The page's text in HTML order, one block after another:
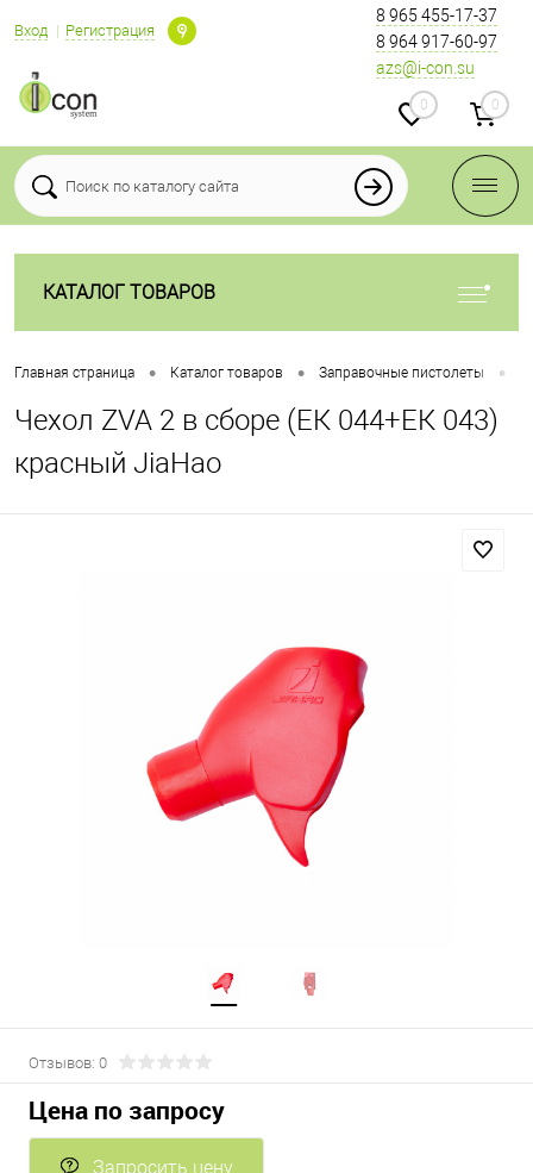
Вход Регистрация
8 965 455-17-37
8 964 917-60-97
azs@i-con.su
0 0
КАТАЛОГ ТОВАРОВ
Главная страница • Каталог товаров • Заправочные пистолеты •
Чехол ZVA 2 в сборе (ЕК 044+ЕК 043)
красный JiaHao
Отзывов: 0
Цена по запросу
Запросить цену